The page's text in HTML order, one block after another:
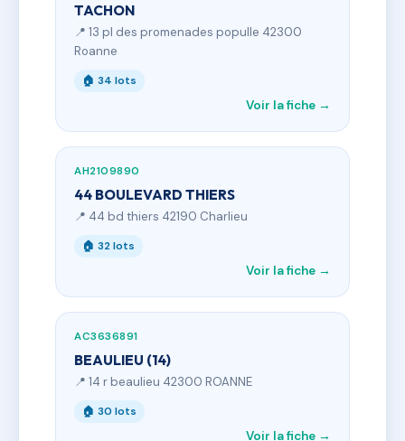
TACHON
📍 13 pl des promenades populle 42300
Roanne
🏠 34 lots
Voir la fiche →
AH2109890
44 BOULEVARD THIERS
📍 44 bd thiers 42190 Charlieu
🏠 32 lots
Voir la fiche →
AC3636891
BEAULIEU (14)
📍 14 r beaulieu 42300 ROANNE
🏠 30 lots
Voir la fiche →